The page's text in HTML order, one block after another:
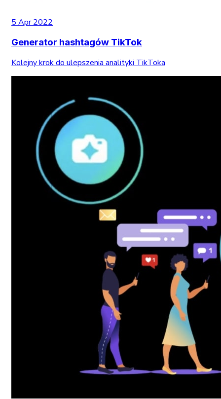
5 Apr 2022
Generator hashtagów TikTok
Kolejny krok do ulepszenia analityki TikToka